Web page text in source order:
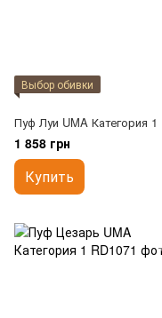
Выбор обивки
Пуф Луи UMA Категория 1
1 858 грн
Купить